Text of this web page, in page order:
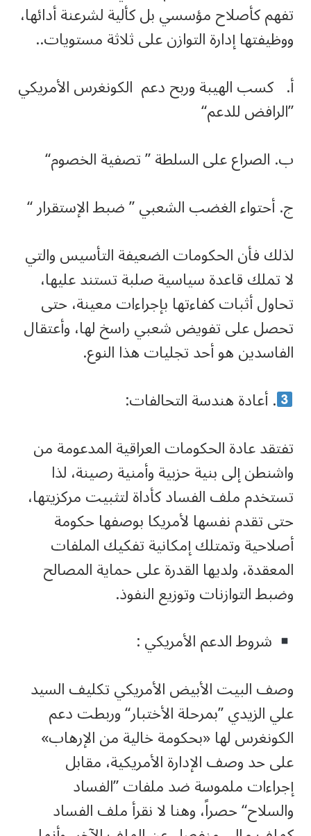
تفهم كأصلاح مؤسسي بل كألية لشرعنة أدائها،
ووظيفتها إدارة التوازن على ثلاثة مستويات..
أ. كسب الهيبة وربح دعم الكونغرس الأمريكي
”الرافض للدعم“
ب. الصراع على السلطة ” تصفية الخصوم“
ج. أحتواء الغضب الشعبي ” ضبط الإستقرار “
لذلك فأن الحكومات الضعيفة التأسيس والتي
لا تملك قاعدة سياسية صلبة تستند عليها،
تحاول أثبات كفاءتها بإجراءات معينة، حتى
تحصل على تفويض شعبي راسخ لها، وأعتقال
الفاسدين هو أحد تجليات هذا النوع.
. أعادة هندسة التحالفات:
تفتقد عادة الحكومات العراقية المدعومة من
واشنطن إلى بنية حزبية وأمنية رصينة، لذا
تستخدم ملف الفساد كأداة لتثبيت مركزيتها،
حتى تقدم نفسها لأمريكا بوصفها حكومة
أصلاحية وتمتلك إمكانية تفكيك الملفات
المعقدة، ولديها القدرة على حماية المصالح
وضبط التوازنات وتوزيع النفوذ.
شروط الدعم الأمريكي :
وصف البيت الأبيض الأمريكي تكليف السيد
علي الزيدي ”بمرحلة الأختبار“ وربطت دعم
الكونغرس لها «بحكومة خالية من الإرهاب»
على حد وصف الإدارة الأمريكية، مقابل
إجراءات ملموسة ضد ملفات ”الفساد
والسلاح“ حصراً، وهنا لا نقرأ ملف الفساد